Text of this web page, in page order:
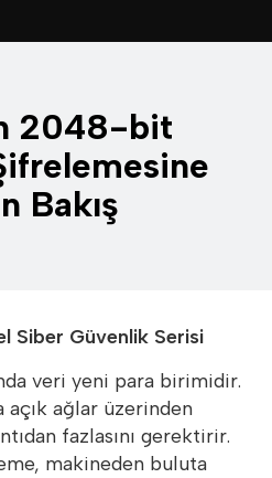
2048-bit
Bakış
Siber Güvenlik Serisi
veri yeni para birimidir.
ağlar üzerinden
fazlasını gerektirir.
makineden buluta